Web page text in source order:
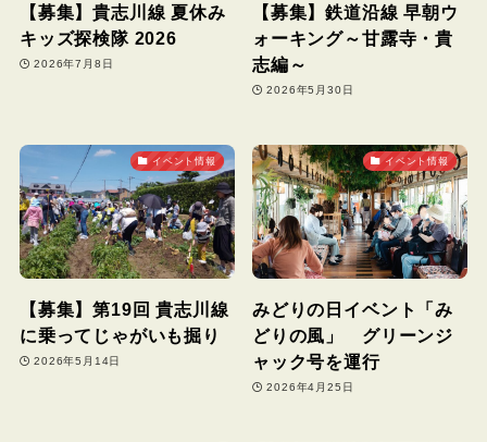
【募集】貴志川線 夏休み
キッズ探検隊 2026
2026年7月8日
【募集】鉄道沿線 早朝ウ
ォーキング～甘露寺・貴
志編～
2026年5月30日
イベント情報
【募集】第19回 貴志川線
に乗ってじゃがいも掘り
2026年5月14日
イベント情報
みどりの日イベント「み
どりの風」 グリーンジ
ャック号を運行
2026年4月25日